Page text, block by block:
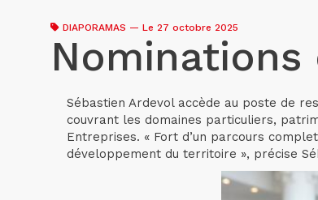
DIAPORAMAS — Le 27 octobre 2025
Nominations
Sébastien Ardevol accède au poste de
couvrant les domaines particuliers,
Entreprises. « Fort d’un parcours
développement du territoire », précise